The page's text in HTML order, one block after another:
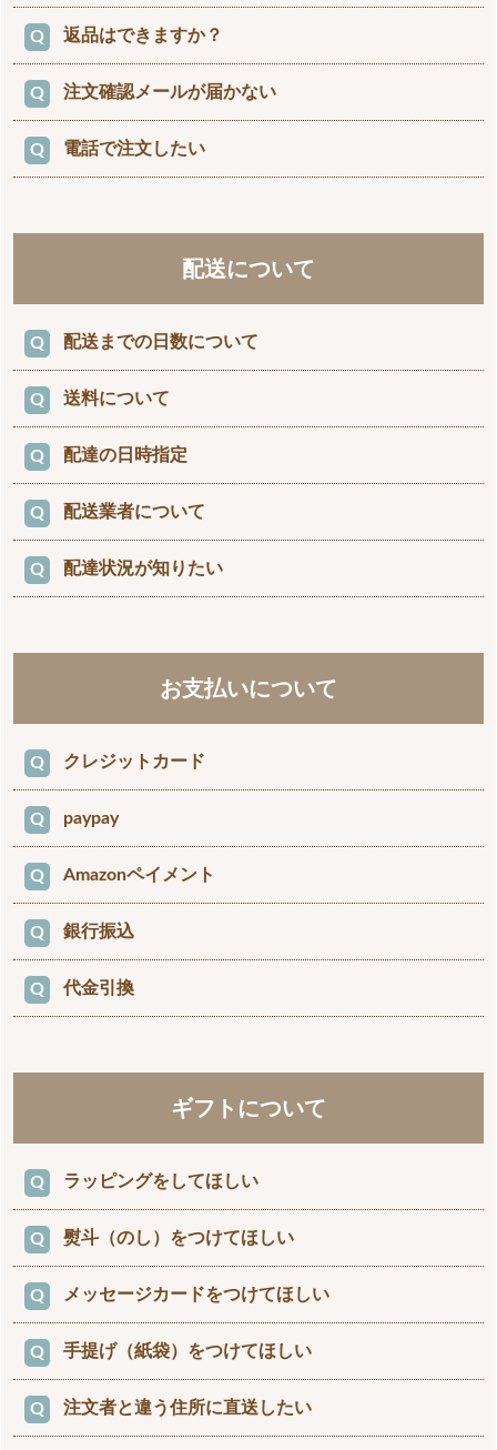
ャンセル後改めてご注文し直してください。
キャンセル後、改めて欲しい商品をご購入ください。
申し訳ございません。良品にお取替え致します。
メールで必ず3日以内にご連絡下さい。
欠品などでご返金させて頂く場合の振込手数料などは
当社にて負担いたします。
（但し、いかなる場合であっても当社負担の上限額と
配送中の花落ちに関しましては、植物の特性によりや
むえない商品もございます。
配送中の花落ち・葉痛みに関して不明な点があれば、
ご連絡下さい。
但し、次の様な場合は不良品としての対応は致しかね
ますのでご了承下さい。
・植物は１つ１つ色や形状が違っております。
（生き物の特性上、写真と全く同じものを基本的には
お送りできません。）
めておりますが、その点はどうぞ予めご了承くださ
・鉢の材質等により若干の傷、色のムラがでる場合が
植物・鉢・資材については、お客様の目に代わって、
スタッフが責任をもってオススメできるものをしっか
りと選び、 問題ないもののみを発送しています。
なにとぞご信頼の上お任せ頂きます様、お願い致しま
返品はできますか？
植物の返品は商品の性質上お受けできません。
鉢・資材ついてはやむを得ない場合のみ返品を承
ります
2．当店の指示に従い、荷物を運送会社よりお客様負
担にて発送してください。
3．商品が当店に到着後、数日以内にお支払い方法に
応じた方法で商品代金を返金いたします
1．お客様からのご連絡が、商品お届け日から7日を
経過した場合
3．お客様の元でキズまたは、破損、汚損された商品
4．商品の箱・説明書・部品等を、汚損・破損・紛
失・破棄された場合
注文確認メールが届かない
以下をご確認下さい。
「ご注文のお礼と「お届け日」について」を必ず送信
すようお願いいたします。
フリーメールアドレスをお使いのお客様
ールと間違えられ、受信画面に出てこない場合があり
ます。
能性がありますので、1度ご確認いただきますようお
願いいたします。
携帯メールアドレスをお使いのお客様
e8783.fs@po4.nsk.ne.jpのフィルターを解除し、
【e8783.fs@po4.nsk.ne.jp】を受信できる設定をお願
また、URLを含むメールを受信できるよう設定をお願
その他の可能性
e-花屋さんからの自動返信メールも届かない場合は、
ご登録いただいたメールアドレスが誤っている可能性
もあります。
当店からのメールにはお客様への確認事項や、銀行口
電話で注文したい
させていただいております。
お見積り、ご相談等はお電話やメールにて対応さ
せていただけます。
様な制限がございます。
ポイントの獲得・使用はできません。
お支払方法は「代金引換」「銀行振込」に限ります。
配送について
配送までの日数について
商品に「予約商品」と書かれてないものは、２～4
日以内に当社から発送します。
※複数ご注文頂き、その中に「予約商品」が混じって
いる場合は商品が全て揃ってから配送させて頂きま
す。
送料について
※北海道・沖縄は
3,980円以上で送料無料
（配送先が北海道・沖縄の場合15,000円以上で送料
無料）
※「同梱不可商品」は金額カウントから除外されます
配達の日時指定
ご注文手続き画面で日時指定を選択する項目がご
ざいます。
※ご注文をされた時間帯やその他諸事情によりお客様
のご希望に添えない場合がございます。
対応していない場合がございます。その際は最短でお
送りいたします。
最短の配送を希望される場合は時間指定をしないほう
が良い場合がございます。
配送業者について
当社指定の配送業者となります。
商品の発送は日本国内に限らせていただきます。
配達状況が知りたい
・ご注文後に「お届け日」を記載したメールを送信さ
・発送が完了済みの場合は、「お荷物番号と配送会
社」を記載したメールを送信させて頂いております。
お支払いについて
クレジットカード
お取り扱いカードは VISA／JCB／MasterCard／
AMEX／Diners となります。
お支払い代金は、各クレジット会社との規約に基づ
き、ご指定口座から自動引き落としされます。
※お客様のご利用状態等によっては、他の決済手段に
変更いただく場合がございます。
paypay
PayPayは、スマホひとつでカンタン・おトクにお
支払いができるアプリです。
PayPay（オンライン決済）ではPayPayを利用してご
注文いただけます。
ご注文を確定すると、PayPayアプリが自動的に立ち
上がり、お支払い内容が表示されます。
Amazonペイメント
Amazon.co.jpに登録された配送先情報やクレジッ
トカード情報を利用してお買い物できます。
「Amazonアカウントでお支払い」ボタンから、
Amazon.co.jpに登録しているEメールアドレスとパス
報を選択するだけでお買い物できます。
銀行振込
入金確認後の発送になります。
口座種別:普通
口座番号:0164766
んからお送りいたします。
のうえ、お支払いください。
す。お受け取り希望日をご指定の場合などは、お早め
のお支払いをお願いいたします。
10日以内にお支払いが確認できない場合、自動でご
代金引換
払い下さい。
お支払い総額は以下の通りです。
商品代金合計＋送料＋代引手数料（350円）
お届け時に配達員にお支払いください。
ギフトについて
ラッピングをしてほしい
簡易ラッピングを無料でサービスします。
は当店スタッフにお任せください。
※商品により、ラッピングができない商品もございま
す。
熨斗（のし）をつけてほしい
短冊タイプの熨斗をお貼りします。
メッセージカードをつけてほしい
簡易メッセージカードをお付けします。
手提げ（紙袋）をつけてほしい
申し訳ございません、ご用意しておりません。
注文者と違う住所に直送したい